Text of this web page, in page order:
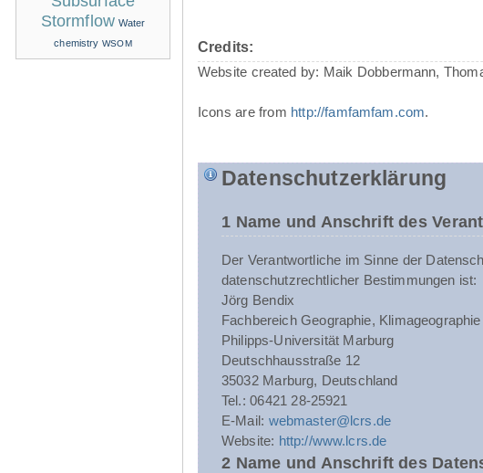
Credits:
Website created by: Maik Dobbermann,
Icons are from http://famfamfam.com.
Datenschutzerklärung
1 Name und Anschrift des
Der Verantwortliche im Sinne der
datenschutzrechtlicher Bestimmungen ist:
Jörg Bendix
Fachbereich Geographie,
Philipps-Universität Marburg
Deutschhausstraße 12
35032 Marburg, Deutschland
Tel.: 06421 28-25921
E-Mail: webmaster@lcrs.de
Website: http://www.lcrs.de
2 Name und Anschrift des
Stormflow Water
chemistry WSOM